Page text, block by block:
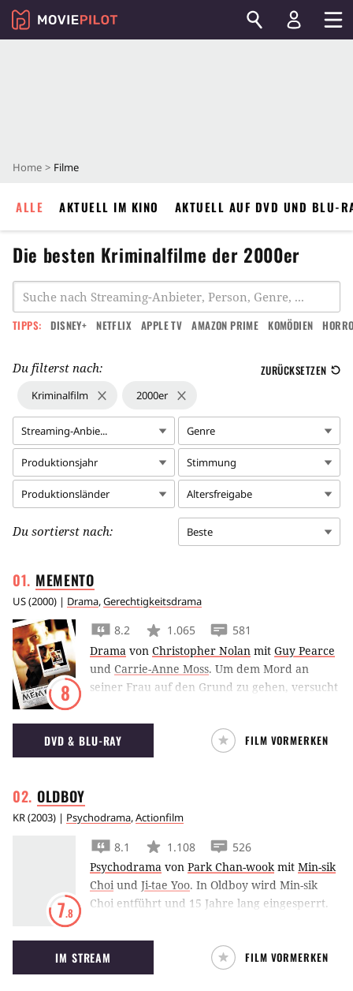
Home Filme
ALLE AKTUELL IM KINO AKTUELL AUF DVD UND BLU-
Die besten Kriminalfilme der 2000er
TIPPS: DISNEY+ NETFLIX APPLE TV AMAZON PRIME KOMÖDIEN
Du filterst nach: ZURÜCKSETZEN
Kriminalfilm 2000er
Streaming-Anbie... Genre
Produktionsjahr Stimmung
Produktionsländer Altersfreigabe
Du sortierst nach: Beste
MEMENTO
US(2000) | Drama,Gerechtigkeitsdrama
8
8.2 1.065
581
Drama von Christopher Nolan mit Guy Pearce
und Carrie-Anne Moss. Um dem Mord an
seiner Frau auf den Grund zu gehen, versucht
zurückzuerinnern wie möglich. Nicht leicht,
wenn man unter chronischem
Gedächtnisverlust leidet.
DVD & BLU-RAY FILM VORMERKEN
OLDBOY
KR(2003) | Psychodrama,Actionfilm
7.8
8.1 1.108
526
Psychodrama von Park Chan-wookmit Min-sik
Choiund Ji-tae Yoo. In Oldboy wird Min-sik
Choi entführt und 15 Jahre lang eingesperrt.
er Rache üben und herausfinden, weshalb er
eingesperrt wurde.
IM STREAM FILM VORMERKEN